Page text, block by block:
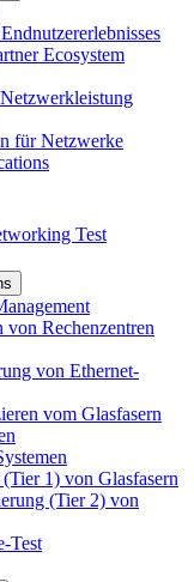
Ecosystem
für Netzwerke
Test
von Rechenzentren
von Ethernet-
vom Glasfasern
1) von Glasfasern
(Tier 2) von
Test